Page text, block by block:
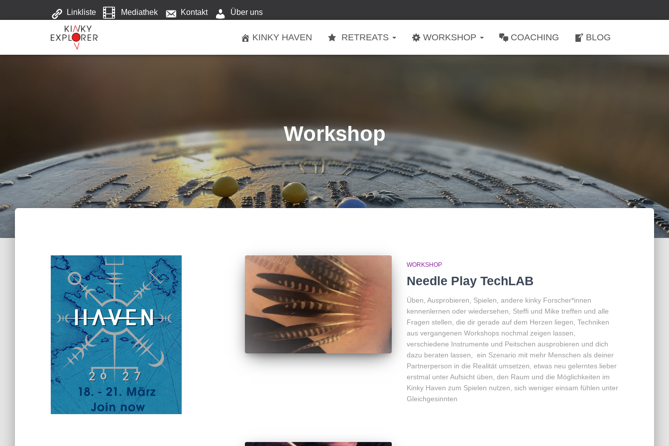
Linkliste Mediathek Kontakt Über uns
KINKY HAVEN RETREATS WORKSHOP COACHING BLOG
Workshop
WORKSHOP
Needle Play TechLAB
Üben, Ausprobieren, Spielen, andere kinky Forscher*innen
kennenlernen oder wiedersehen, Steffi und Mike treffen und alle
Fragen stellen, die dir gerade auf dem Herzen liegen, Techniken
aus vergangenen Workshops nochmal zeigen lassen,
verschiedene Instrumente und Peitschen ausprobieren und dich
dazu beraten lassen, ein Szenario mit mehr Menschen als deiner
Partnerperson in die Realität umsetzen, etwas neu gelerntes lieber
erstmal unter Aufsicht üben, den Raum und die Möglichkeiten im
Kinky Haven zum Spielen nutzen, sich weniger einsam fühlen unter
Gleichgesinnten